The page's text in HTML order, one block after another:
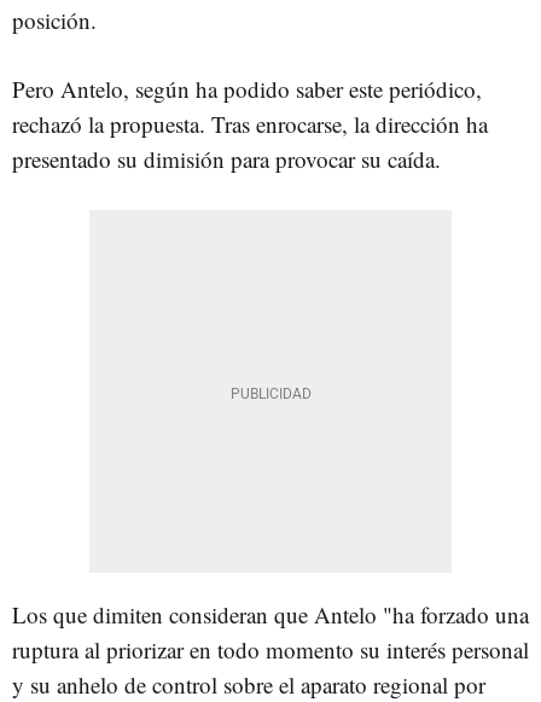
posición.
Pero Antelo, según ha podido saber este periódico,
rechazó la propuesta. Tras enrocarse, la dirección ha
presentado su dimisión para provocar su caída.
Los que dimiten consideran que Antelo "ha forzado una
ruptura al priorizar en todo momento su interés personal
y su anhelo de control sobre el aparato regional por